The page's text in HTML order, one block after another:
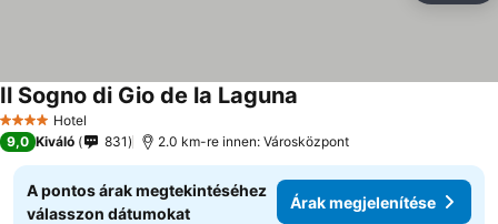
4 KategóriaHotel
Il Sogno di Gio de la Laguna
9,0 Kiváló 831 2.0 km-re innen: Városközpont
A pontos árak megtekintéséhez
válasszon dátumokat
Árak megjelenítése